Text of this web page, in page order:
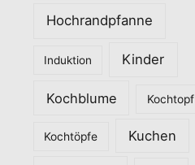
Hochrandpfanne
Induktion Kinder
Kochblume Kochtopf
Kochtöpfe Kuchen